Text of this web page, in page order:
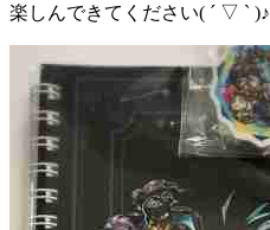
楽しんできてください( ´ ▽ ` )♪